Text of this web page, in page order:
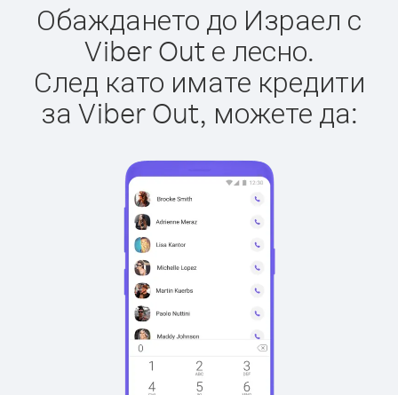
Обаждането до Израел с
Viber Out е лесно.
След като имате кредити
за Viber Out, можете да: